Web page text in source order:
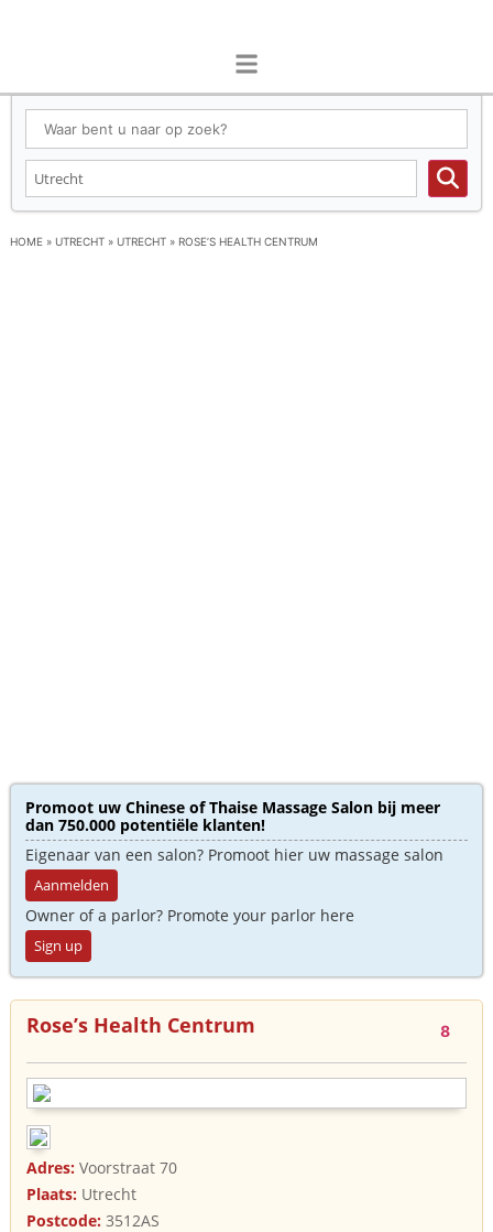
HOME » UTRECHT » UTRECHT » ROSE’S HEALTH CENTRUM
Promoot uw Chinese of Thaise Massage Salon bij meer
dan 750.000 potentiële klanten!
Eigenaar van een salon? Promoot hier uw massage salon
Aanmelden
Owner of a parlor? Promote your parlor here
Sign up
Rose’s Health Centrum 8
Adres: Voorstraat 70
Plaats: Utrecht
Postcode: 3512AS